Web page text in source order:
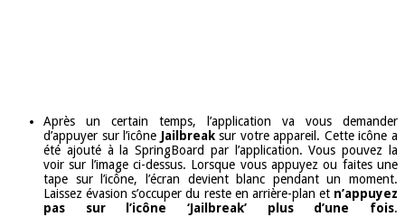
Après un certain temps, l’application va vous demander
d’appuyer sur l’icône Jailbreaksur votre appareil. Cette icône a
été ajouté à la SpringBoard par l’application. Vous pouvez la
voir sur l’image ci-dessus. Lorsque vous appuyez ou faites une
tape sur l’icône, l’écran devient blanc pendant un moment.
Laissez évasion s’occuper du reste en arrière-plan et n’appuyez
pas sur l’icône ‘Jailbreak’ plus d’une fois.